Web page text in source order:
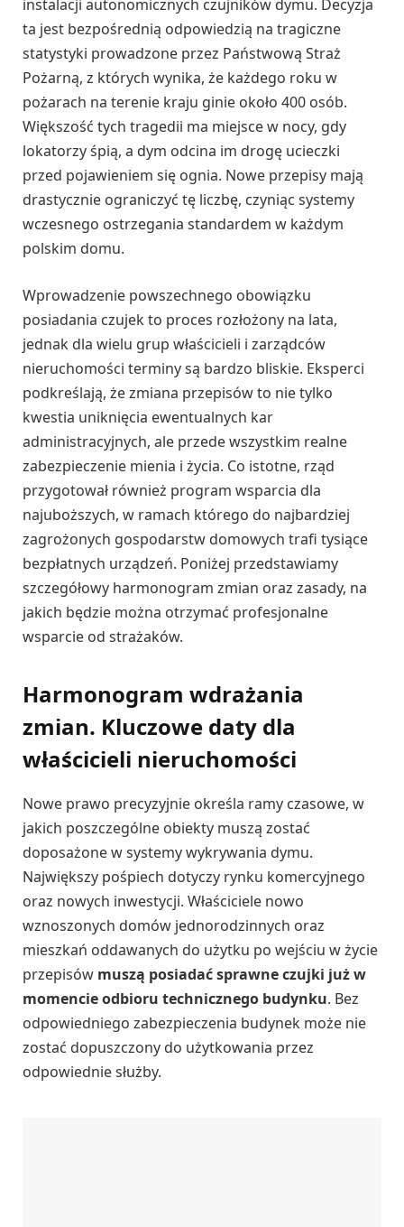
instalacji autonomicznych czujników dymu. Decyzja
ta jest bezpośrednią odpowiedzią na tragiczne
statystyki prowadzone przez Państwową Straż
Pożarną, z których wynika, że każdego roku w
pożarach na terenie kraju ginie około 400 osób.
Większość tych tragedii ma miejsce w nocy, gdy
lokatorzy śpią, a dym odcina im drogę ucieczki
przed pojawieniem się ognia. Nowe przepisy mają
drastycznie ograniczyć tę liczbę, czyniąc systemy
wczesnego ostrzegania standardem w każdym
polskim domu.
Wprowadzenie powszechnego obowiązku
posiadania czujek to proces rozłożony na lata,
jednak dla wielu grup właścicieli i zarządców
nieruchomości terminy są bardzo bliskie. Eksperci
podkreślają, że zmiana przepisów to nie tylko
kwestia uniknięcia ewentualnych kar
administracyjnych, ale przede wszystkim realne
zabezpieczenie mienia i życia. Co istotne, rząd
przygotował również program wsparcia dla
najuboższych, w ramach którego do najbardziej
zagrożonych gospodarstw domowych trafi tysiące
bezpłatnych urządzeń. Poniżej przedstawiamy
szczegółowy harmonogram zmian oraz zasady, na
jakich będzie można otrzymać profesjonalne
wsparcie od strażaków.
Harmonogram wdrażania
zmian. Kluczowe daty dla
właścicieli nieruchomości
Nowe prawo precyzyjnie określa ramy czasowe, w
jakich poszczególne obiekty muszą zostać
doposażone w systemy wykrywania dymu.
Największy pośpiech dotyczy rynku komercyjnego
oraz nowych inwestycji. Właściciele nowo
wznoszonych domów jednorodzinnych oraz
mieszkań oddawanych do użytku po wejściu w życie
przepisów muszą posiadać sprawne czujki już w
momencie odbioru technicznego budynku. Bez
odpowiedniego zabezpieczenia budynek może nie
zostać dopuszczony do użytkowania przez
odpowiednie służby.